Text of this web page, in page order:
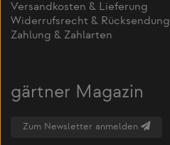
Versandkosten & Lieferung
Widerrufsrecht & Rücksendung
Zahlung & Zahlarten
gärtner Magazin
Zum Newsletter anmelden